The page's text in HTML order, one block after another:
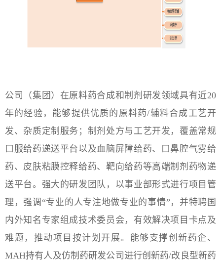
粒剂、口服液、特医食品等领域。
公司（集团）在原料药合成和制剂研发领域具有近20
年的经验，能够提供优质的原料药/辅料合成工艺开
发、杂质定制服务；制剂处方与工艺开发，覆盖常规
口服给药递送平台以及血脑屏障给药、口鼻腔气雾给
药、皮肤粘膜控释给药、靶向给药等高端制剂药物递
送平台。强大的研发团队，以事业部形式进行项目管
理，强调“专业的人专注地做专业的事情”，并特聘国
内外知名专家组成技术委员会，有效解决项目卡点及
难题，推动项目按计划开展。能够支撑创新药企、
MAH持有人及仿制药研发公司进行创新药/改良型新药